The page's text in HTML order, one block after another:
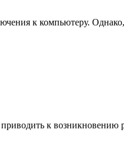
к компьютеру.
к